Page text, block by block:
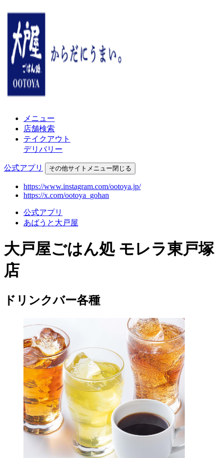
メニュー
店舗検索
テイクアウト
デリバリー
公式アプリ その他サイトメニュー閉じる
https://www.instagram.com/ootoya.jp/
https://x.com/ootoya_gohan
公式アプリ
あばうと大戸屋
大戸屋ごはん処 モレラ東戸塚
店
ドリンクバー各種